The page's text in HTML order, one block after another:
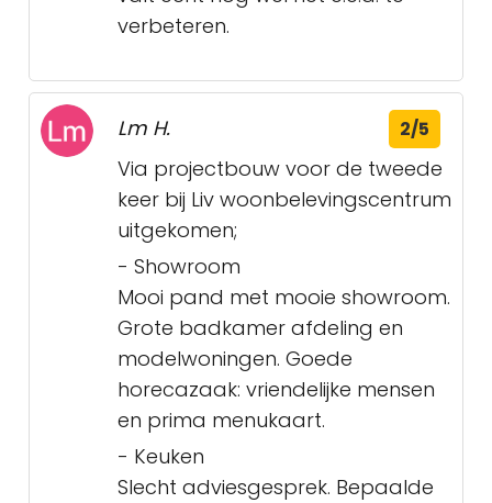
verbeteren.
Lm H. 2/5
Via projectbouw voor de tweede
keer bij Liv woonbelevingscentrum
uitgekomen;
- Showroom
Mooi pand met mooie showroom.
Grote badkamer afdeling en
modelwoningen. Goede
horecazaak: vriendelijke mensen
en prima menukaart.
- Keuken
Slecht adviesgesprek. Bepaalde